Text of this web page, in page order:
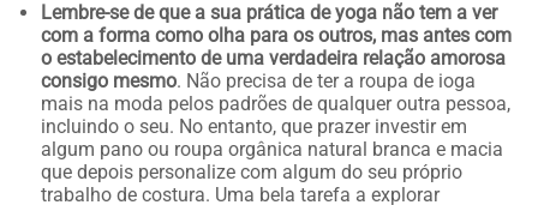
Lembre-se de que a sua prática de yoga não tem a ver
com a forma como olha para os outros, mas antes com
o estabelecimento de uma verdadeira relação amorosa
consigo mesmo. Não precisa de ter a roupa de ioga
mais na moda pelos padrões de qualquer outra pessoa,
incluindo o seu. No entanto, que prazer investir em
algum pano ou roupa orgânica natural branca e macia
que depois personalize com algum do seu próprio
trabalho de costura. Uma bela tarefa a explorar